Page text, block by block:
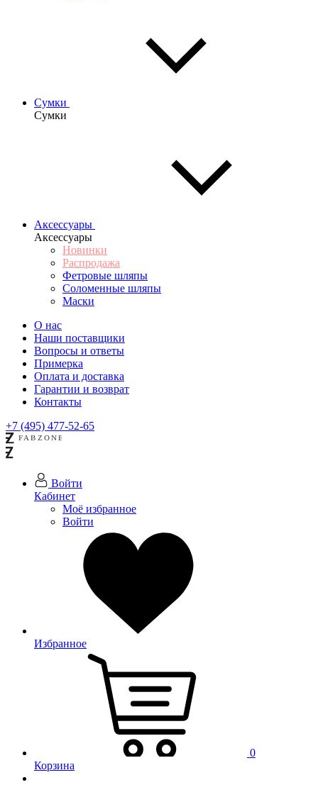
Сумки
Сумки
Аксессуары
Аксессуары
Новинки
Распродажа
Фетровые шляпы
Соломенные шляпы
Маски
О нас
Наши поставщики
Вопросы и ответы
Примерка
Оплата и доставка
Гарантии и возврат
Контакты
+7 (495) 477-52-65
Войти
Кабинет
Моё избранное
Войти
Избранное
0
Корзина